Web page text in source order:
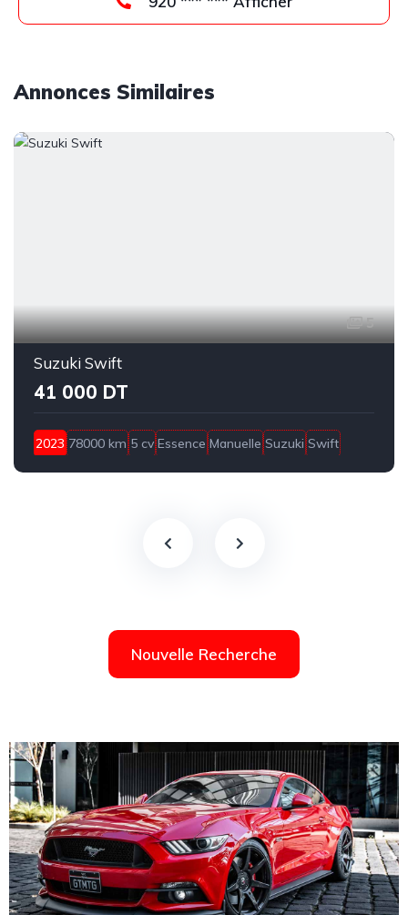
Annonces Similaires
5
Suzuki Swift
41 000 DT
2023 78000 km 5 cv Essence Manuelle Suzuki Swift
Bizerte
Nouvelle Recherche